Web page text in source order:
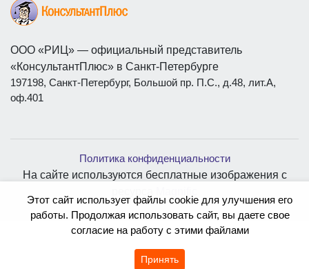
ООО «РИЦ» — официальный представитель
«КонсультантПлюс» в Санкт-Петербурге
197198, Санкт-Петербург, Большой пр. П.С., д.48, лит.А,
оф.401
Политика конфиденциальности
На сайте используются бесплатные изображения с
Этот сайт использует файлы cookie для улучшения его
работы. Продолжая использовать сайт, вы даете свое
согласие на работу с этими файлами
Принять